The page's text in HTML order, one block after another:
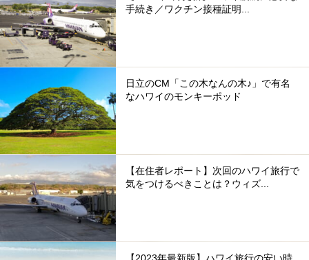
手続き／ワクチン接種証明...
日立のCM「この木なんの木♪」で有名
なハワイのモンキーポッド
【在住者レポート】次回のハワイ旅行で
気をつけるべきことは？ウィズ...